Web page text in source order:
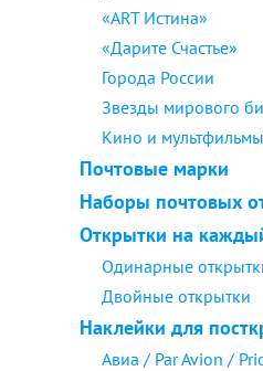
«ART Истина»
«Дарите Счастье»
Города России
Звезды мирового
Кино и мультфильмы
Почтовые марки
Наборы почтовых
Открытки на
Одинарные
Двойные открытки
Наклейки для
Авиа / Par Avion /